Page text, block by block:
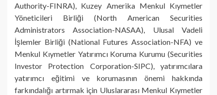
Authority-FINRA), Kuzey Amerika Menkul Kıymetler
Yöneticileri Birliği (North American Securities
Administrators Association-NASAA), Ulusal Vadeli
İşlemler Birliği (National Futures Association-NFA) ve
Menkul Kıymetler Yatırımcı Koruma Kurumu (Securities
Investor Protection Corporation-SIPC), yatırımcılara
yatırımcı eğitimi ve korumasının önemi hakkında
farkındalığı artırmak için Uluslararası Menkul Kıymetler